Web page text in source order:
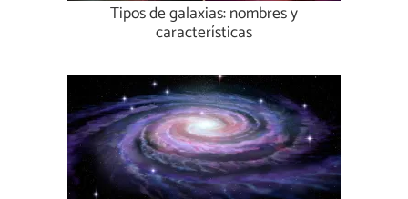
Tipos de galaxias: nombres y
características